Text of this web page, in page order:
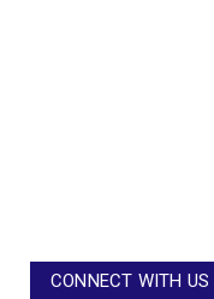
CONNECT WITH US